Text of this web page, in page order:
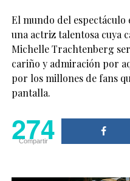
El mundo del
una actriz talentosa cuya
Michelle Trachtenberg
cariño y admiración por
por los millones de fans
pantalla.
274
Compartir